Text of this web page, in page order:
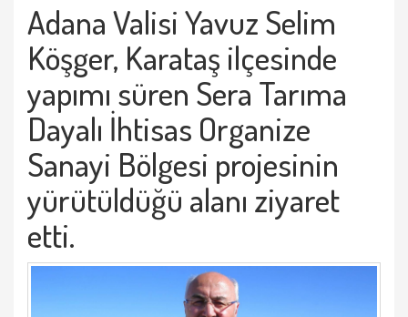
Adana Valisi Yavuz Selim
Köşger, Karataş ilçesinde
yapımı süren Sera Tarıma
Dayalı İhtisas Organize
Sanayi Bölgesi projesinin
yürütüldüğü alanı ziyaret
etti.